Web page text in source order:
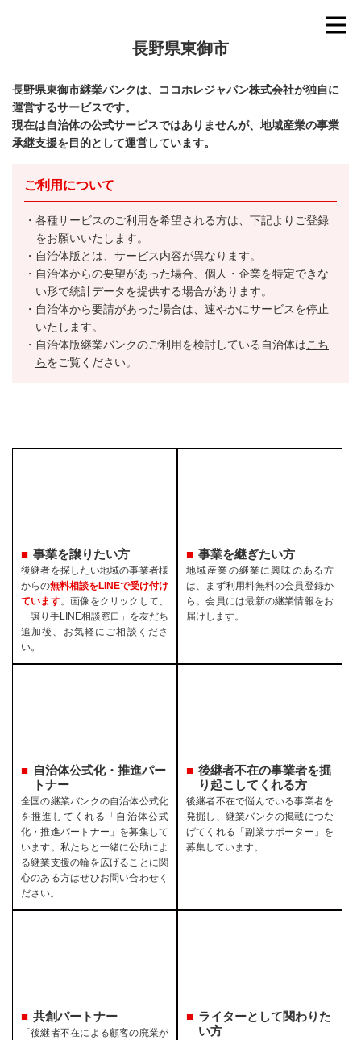
長野県東御市
長野県東御市継業バンクは、ココホレジャパン株式会社が独自に
運営するサービスです。
現在は自治体の公式サービスではありませんが、地域産業の事業
承継支援を目的として運営しています。
ご利用について
各種サービスのご利用を希望される方は、下記よりご登録
をお願いいたします。
自治体版とは、サービス内容が異なります。
自治体からの要望があった場合、個人・企業を特定できな
い形で統計データを提供する場合があります。
自治体から要請があった場合は、速やかにサービスを停止
いたします。
自治体版継業バンクのご利用を検討している自治体はこち
らをご覧ください。
事業を譲りたい方
後継者を探したい地域の事業者様
からの無料相談をLINEで受け付け
ています。画像をクリックして、
「譲り手LINE相談窓口」を友だち
追加後、お気軽にご相談くださ
い。
事業を継ぎたい方
地域産業の継業に興味のある方
は、まず利用料無料の会員登録か
ら。会員には最新の継業情報をお
届けします。
自治体公式化・推進パー
トナー
全国の継業バンクの自治体公式化
を推進してくれる「自治体公式
化・推進パートナー」を募集して
います。私たちと一緒に公助によ
る継業支援の輪を広げることに関
心のある方はぜひお問い合わせく
ださい。
後継者不在の事業者を掘
り起こしてくれる方
後継者不在で悩んでいる事業者を
発掘し、継業バンクの掲載につな
げてくれる「副業サポーター」を
募集しています。
共創パートナー
「後継者不在による顧客の廃業が
ライターとして関わりた
い方